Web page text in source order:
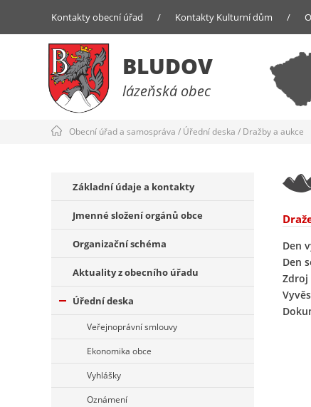
Kontakty obecní úřad / Kontakty Kulturní dům /
BLUDOV
lázeňská obec
Obecní úřad a samospráva / Úřední deska / Dražby a aukce
Základní údaje a kontakty
Jmenné složení orgánů obce
Organizační schéma
Aktuality z obecního úřadu
Úřední deska
Veřejnoprávní smlouvy
Ekonomika obce
Vyhlášky
Oznámení
Den
Den
Zdroj